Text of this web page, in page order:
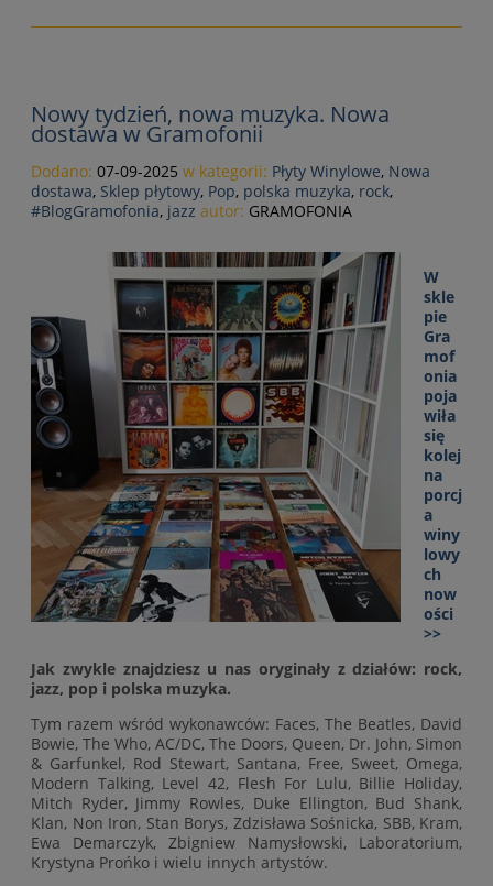
Nowy tydzień, nowa muzyka. Nowa
dostawa w Gramofonii
Dodano: 07-09-2025 w kategorii: Płyty Winylowe, Nowa
dostawa, Sklep płytowy, Pop, polska muzyka, rock,
#BlogGramofonia, jazz autor: GRAMOFONIA
W
skle
pie
Gra
mof
onia
poja
wiła
się
kolej
na
porcj
a
winy
lowy
ch
now
ości
>>
Jak zwykle znajdziesz u nas oryginały z działów: rock,
jazz, pop i polska muzyka.
Tym razem wśród wykonawców: Faces, The Beatles, David
Bowie, The Who, AC/DC, The Doors, Queen, Dr. John, Simon
& Garfunkel, Rod Stewart, Santana, Free, Sweet, Omega,
Modern Talking, Level 42, Flesh For Lulu, Billie Holiday,
Mitch Ryder, Jimmy Rowles, Duke Ellington, Bud Shank,
Klan, Non Iron, Stan Borys, Zdzisława Sośnicka, SBB, Kram,
Ewa Demarczyk, Zbigniew Namysłowski, Laboratorium,
Krystyna Prońko i wielu innych artystów.